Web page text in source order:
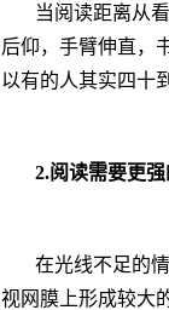
当阅读距离从
后仰，手臂伸直，
以有的人其实四十
2.阅读需要更强
在光线不足的
视网膜上形成较大